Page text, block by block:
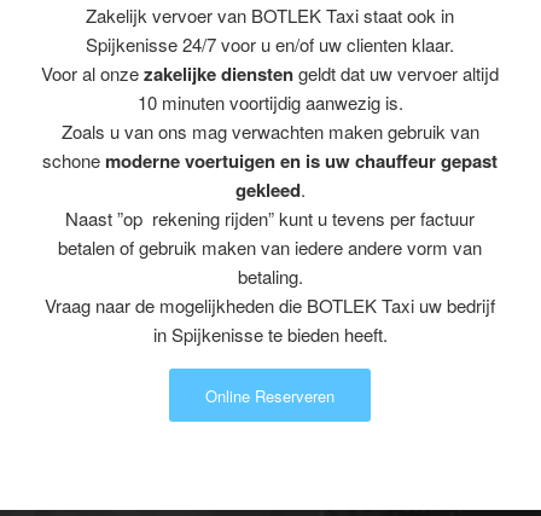
Zakelijk vervoer van BOTLEK Taxi staat ook in
Spijkenisse 24/7 voor u en/of uw clienten klaar.
Voor al onzezakelijke dienstengeldt dat uw vervoer altijd
10 minuten voortijdig aanwezig is.
Zoals u van ons mag verwachten maken gebruik van
schone moderne voertuigen en is uw chauffeur gepast
gekleed.
Naast ”op rekening rijden” kunt u tevens per factuur
betalen of gebruik maken van iedere andere vorm van
betaling.
Vraag naar de mogelijkheden die BOTLEK Taxi uw bedrijf
in Spijkenisse te bieden heeft.
Online Reserveren